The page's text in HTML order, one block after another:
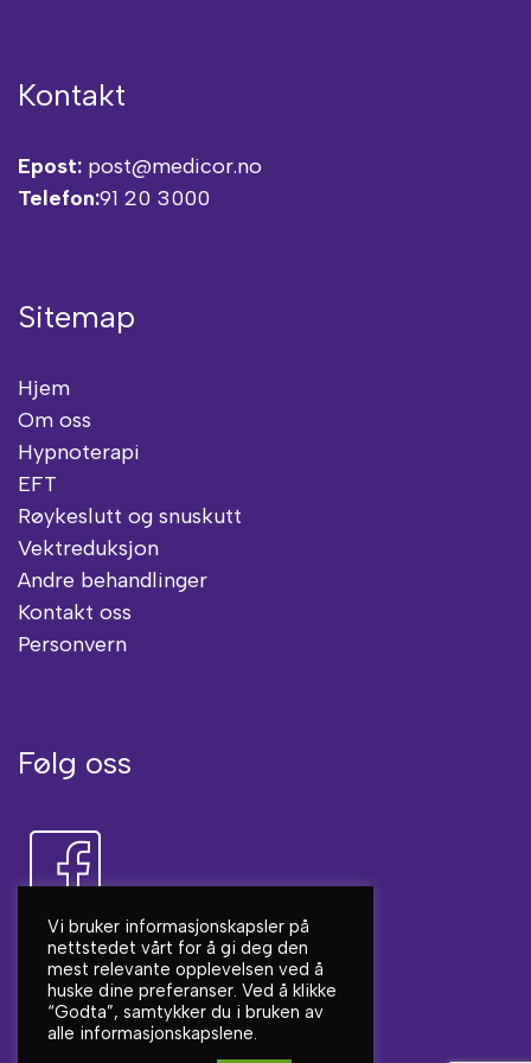
Kontakt
Epost: post@medicor.no
Telefon:91 20 3000
Sitemap
Hjem
Om oss
Hypnoterapi
EFT
Røykeslutt og snuskutt
Vektreduksjon
Andre behandlinger
Kontakt oss
Personvern
Følg oss
Vi bruker informasjonskapsler på
nettstedet vårt for å gi deg den
mest relevante opplevelsen ved å
huske dine preferanser. Ved å klikke
“Godta”, samtykker du i bruken av
alle informasjonskapslene.